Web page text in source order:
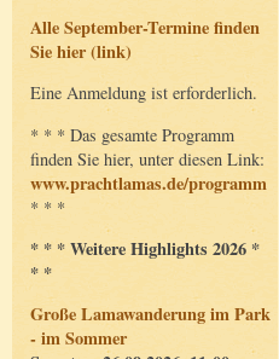
Alle September-Termine finden
Sie hier (link)
Eine Anmeldung ist erforderlich.
* * * Das gesamte Programm
finden Sie hier, unter diesen Link:
www.prachtlamas.de/programm
* * *
* * * Weitere Highlights 2026 *
* *
Große Lamawanderung im Park
- im Sommer